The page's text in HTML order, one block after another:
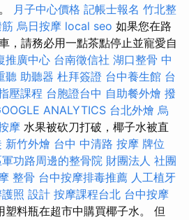
月子中心價格 記帳士報名 竹北整
烏日按摩 local seo 如果您在路
，請務必用一點茶點停止並寵愛自
推廣中心 台南徵信社 湖口整骨 中
聽 助聽器 杜拜簽證 台中養生館 台
壓課程 台胞證台中 自助餐外燴 撥
ANALYTICS 台北外燴 烏
摩 水果被砍刀打破，椰子水被直
新竹外燴 台中 中清路 按摩 牌位
功路周邊的整骨院 財團法人 社團
整骨 台中按摩排毒推薦 人工植牙
照 設計 按摩課程台北 台中按摩
塑料瓶在超市中購買椰子水。 但